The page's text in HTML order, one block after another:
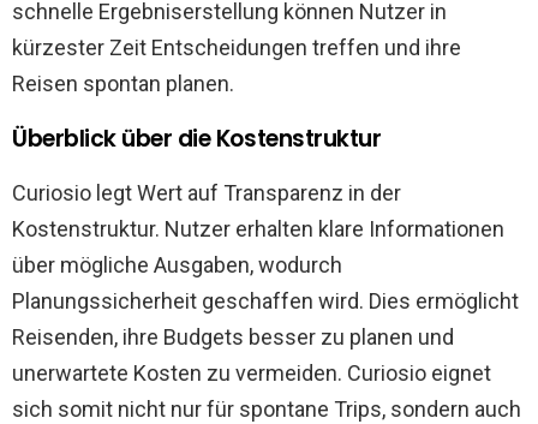
schnelle Ergebniserstellung können Nutzer in
kürzester Zeit Entscheidungen treffen und ihre
Reisen spontan planen.
Überblick über die Kostenstruktur
Curiosio legt Wert auf Transparenz in der
Kostenstruktur. Nutzer erhalten klare Informationen
über mögliche Ausgaben, wodurch
Planungssicherheit geschaffen wird. Dies ermöglicht
Reisenden, ihre Budgets besser zu planen und
unerwartete Kosten zu vermeiden. Curiosio eignet
sich somit nicht nur für spontane Trips, sondern auch